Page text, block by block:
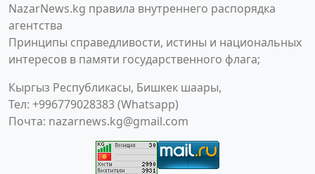
NazarNews.kg правила внутреннего распорядка
агентства
Принципы справедливости, истины и национальных
интересов в памяти государственного флага;
Кыргыз Республикасы, Бишкек шаары,
Тел: +996779028383 (Whatsapp)
Почта: nazarnews.kg@gmail.com